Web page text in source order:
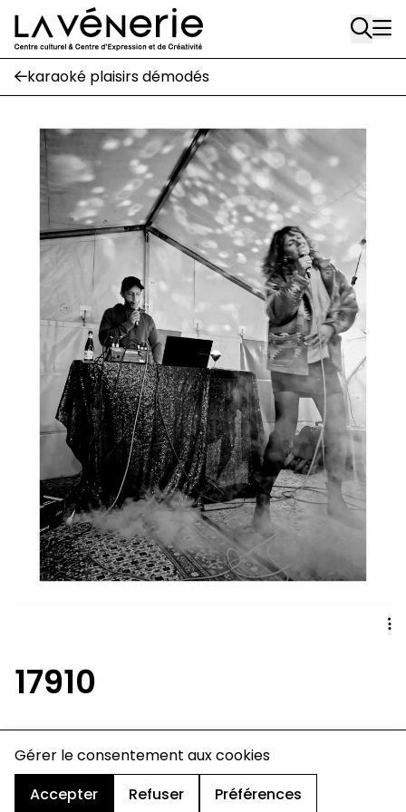
Gérer le consentement aux cookies
Accepter
Refuser Préférences
Aller au contenu principal
Écuries
Place Gilson, 3
02 663 85 50
suivez-nous
Journal Vénerie- version papier
Newsletter
A A
karaoké plaisirs démodés
17910
charte de confidentialité
mentions légales
cookies
design & développement :